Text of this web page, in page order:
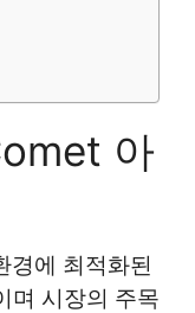
아
에 최적화된
며 시장의 주목